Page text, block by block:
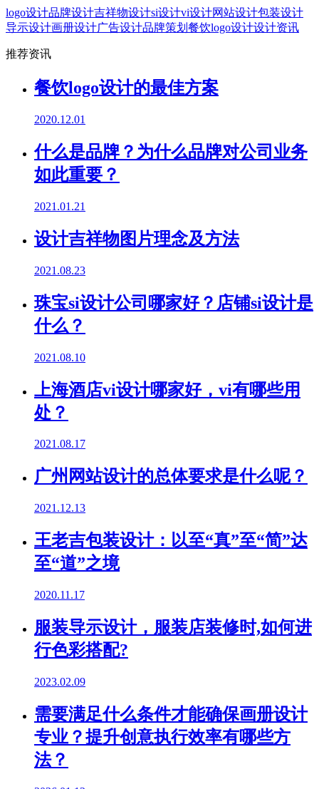
logo设计品牌设计吉祥物设计si设计vi设计网站设计包装设计
导示设计画册设计广告设计品牌策划 餐饮logo设计设计资讯
推荐资讯
餐饮logo设计的最佳方案
2020.12.01
什么是品牌？为什么品牌对公司业务
如此重要？
2021.01.21
设计吉祥物图片理念及方法
2021.08.23
珠宝si设计公司哪家好？店铺si设计是
什么？
2021.08.10
上海酒店vi设计哪家好，vi有哪些用
处？
2021.08.17
广州网站设计的总体要求是什么呢？
2021.12.13
王老吉包装设计：以至“真”至“简”达
至“道”之境
2020.11.17
服装导示设计，服装店装修时,如何进
行色彩搭配?
2023.02.09
需要满足什么条件才能确保画册设计
专业？提升创意执行效率有哪些方
法？